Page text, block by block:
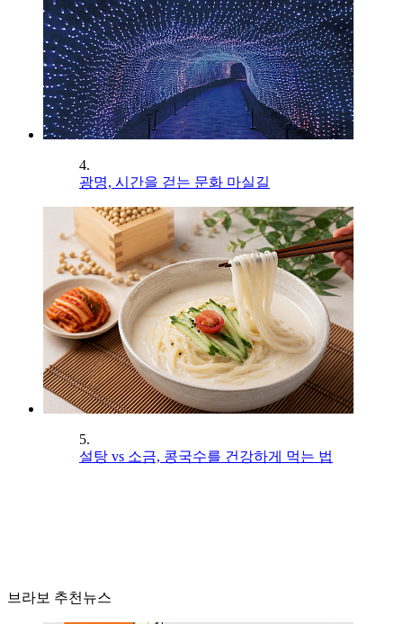
4.
광명, 시간을 걷는 문화 마실길
5.
설탕 vs 소금, 콩국수를 건강하게 먹는 법
브라보 추천뉴스